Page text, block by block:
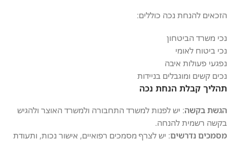
הזכאים להנחת נכה כוללים:
נכי משרד הביטחון
נכי ביטוח לאומי
נפגעי פעולות איבה
נכים קשים ומוגבלים בניידות
תהליך קבלת הנחת נכה
הגשת בקשה: יש לפנות למשרד התחבורה ולמשרד האוצר ולהגיש
בקשה רשמית להנחה.
מסמכים נדרשים: יש לצרף מסמכים רפואיים, אישור נכות, ותעודת